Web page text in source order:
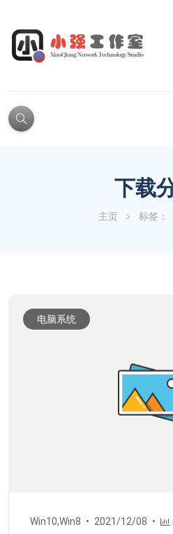
下载
主页 标签：
电脑系统
Win10,Win8 2021/12/08